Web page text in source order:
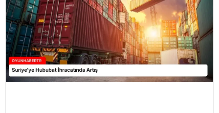
SAĞLIK
TEKNOLOJI
YAŞAM